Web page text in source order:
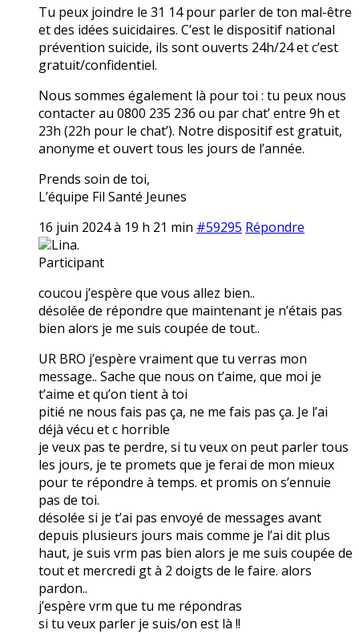
Tu peux joindre le 31 14 pour parler de ton mal-être
et des idées suicidaires. C’est le dispositif national
prévention suicide, ils sont ouverts 24h/24 et c’est
gratuit/confidentiel.
Nous sommes également là pour toi : tu peux nous
contacter au 0800 235 236 ou par chat’ entre 9h et
23h (22h pour le chat’). Notre dispositif est gratuit,
anonyme et ouvert tous les jours de l’année.
Prends soin de toi,
L’équipe Fil Santé Jeunes
16 juin 2024 à 19 h 21 min #59295 Répondre
Lina.
Participant
coucou j’espère que vous allez bien..
désolée de répondre que maintenant je n’étais pas
bien alors je me suis coupée de tout..
UR BRO j’espère vraiment que tu verras mon
message.. Sache que nous on t’aime, que moi je
t’aime et qu’on tient à toi
pitié ne nous fais pas ça, ne me fais pas ça. Je l’ai
déjà vécu et c horrible
je veux pas te perdre, si tu veux on peut parler tous
les jours, je te promets que je ferai de mon mieux
pour te répondre à temps. et promis on s’ennuie
pas de toi.
désolée si je t’ai pas envoyé de messages avant
depuis plusieurs jours mais comme je l’ai dit plus
haut, je suis vrm pas bien alors je me suis coupée de
tout et mercredi gt à 2 doigts de le faire. alors
pardon..
j’espère vrm que tu me répondras
si tu veux parler je suis/on est là !!